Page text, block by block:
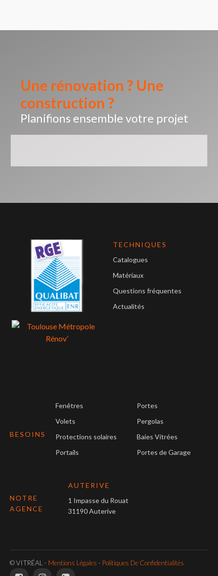
Une rénovation ? Une
construction ?
Planifions ensemble votre projet
TECHNIQUES
Catalogues
Matériaux
Questions fréquentes
Actualités
BESOINS
Fenêtres
Volets
Protections solaires
Portails
Portes
Pergolas
Baies Vitrées
Portes de Garage
NOTRE
AGENCE
AUTERIVE
1 Impasse du Rouat
31190 Auterive
© VITRÉAL - Mentions Légales - Politiques De Confidentialités